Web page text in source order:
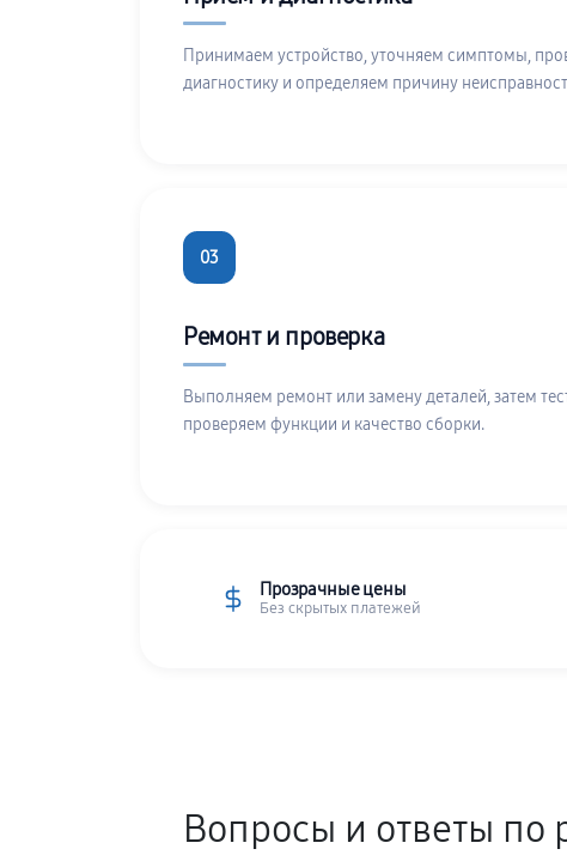
Принимаем устройство, уточняем симптомы,
диагностику и определяем причину
03
Ремонт и проверка
Выполняем ремонт или замену деталей, затем
проверяем функции и качество сборки.
Прозрачные цены
Без скрытых платежей
Вопросы и ответы по